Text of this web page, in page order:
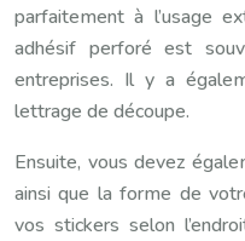
parfaitement à l’usage
adhésif perforé est
entreprises. Il y a
lettrage de découpe.
Ensuite, vous devez
ainsi que la forme de
vos stickers selon